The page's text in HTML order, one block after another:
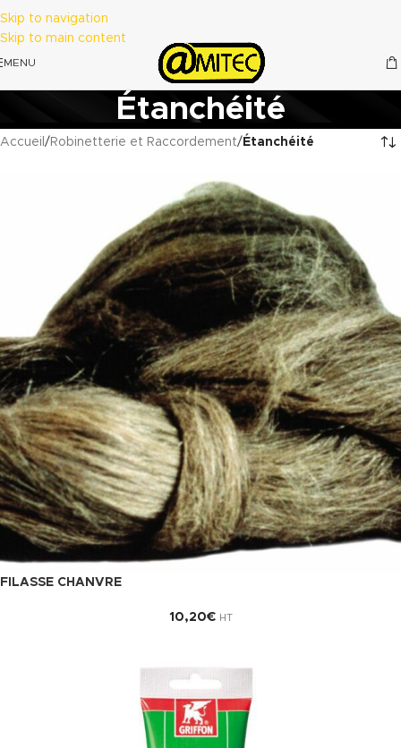
Skip to navigation
Skip to main content
MENU
Étanchéité
Accueil / Robinetterie et Raccordement/ Étanchéité
FILASSE CHANVRE
10,20€ HT